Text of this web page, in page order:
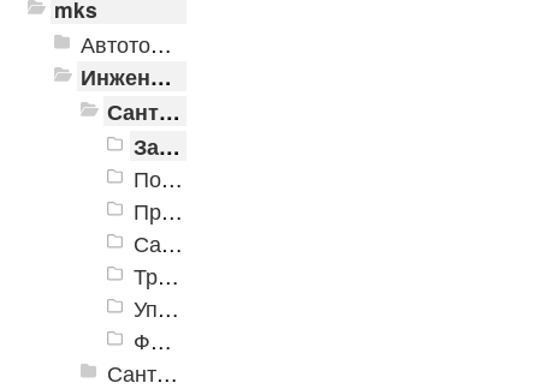
mks
Автотовары
Инженерная сантехника и инструменты
Сантехника
Запорная арматура
Подводка
Прочистное оборудование
Сантехническое оборудование
Трубы
Уплотнительные материалы
Фитинги
Сантехнические инструменты